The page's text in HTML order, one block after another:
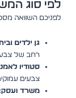
לפי סוג
לפניכם השוואה
גן ילדים
רחב של
סטודיו
צבעים
משרד